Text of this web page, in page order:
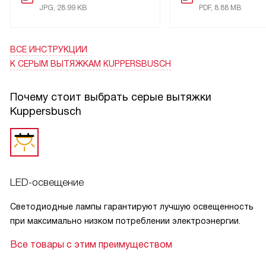
JPG, 28.99 KB PDF, 8.88 MB
ВСЕ ИНСТРУКЦИИ
К СЕРЫМ ВЫТЯЖКАМ KUPPERSBUSCH
Почему стоит выбрать серые вытяжки
Kuppersbusch
LED-освещение
Светодиодные лампы гарантируют лучшую освещенность
при максимально низком потреблении электроэнергии.
Все товары с этим преимуществом